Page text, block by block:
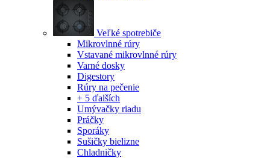
Veľké spotrebiče
Mikrovlnné rúry
Vstavané mikrovlnné rúry
Varné dosky
Digestory
Rúry na pečenie
+ 5 ďalších
Umývačky riadu
Práčky
Sporáky
Sušičky bielizne
Chladničky